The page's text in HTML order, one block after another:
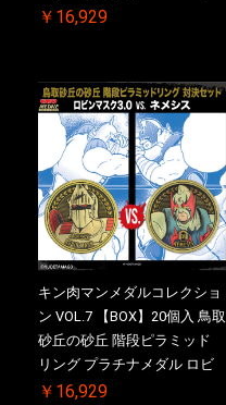
ロング・ザ・武道【初回購入
2026/10/30 一斉出荷予定
￥16,929
キン肉マンメダルコレクショ
ン VOL.7 【BOX】20個入 鳥取
砂丘の砂丘 階段ピラミッド
リング プラチナメダル ロビ
ンマスク VS.ネメシス 【初回
￥16,929